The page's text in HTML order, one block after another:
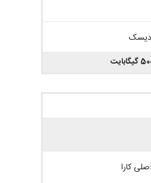
دیسک
کارا